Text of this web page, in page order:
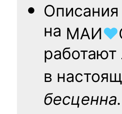
на МАИ♥
в
бесценна.